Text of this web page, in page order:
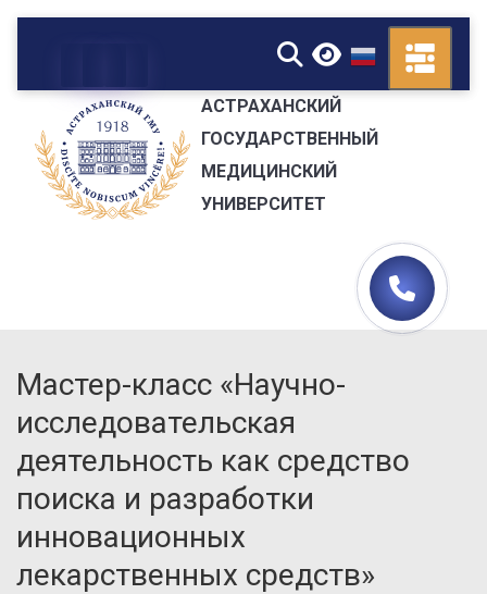
▼
АСТРАХАНСКИЙ
ГОСУДАРСТВЕННЫЙ
МЕДИЦИНСКИЙ
УНИВЕРСИТЕТ
Мастер-класс «Научно-
исследовательская
деятельность как средство
поиска и разработки
инновационных
лекарственных средств»